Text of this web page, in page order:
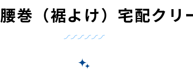
腰巻（裾よけ）宅配クリ